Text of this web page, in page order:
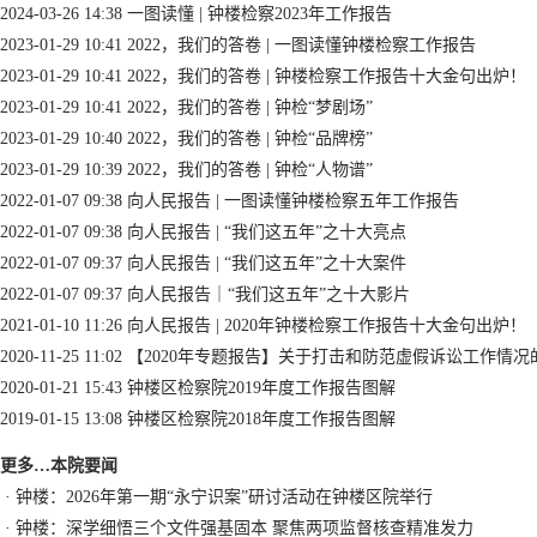
2024-03-26 14:38 一图读懂 | 钟楼检察2023年工作报告
2023-01-29 10:41 2022，我们的答卷 | 一图读懂钟楼检察工作报告
2023-01-29 10:41 2022，我们的答卷 | 钟楼检察工作报告十大金句出炉！
2023-01-29 10:41 2022，我们的答卷 | 钟检“梦剧场”
2023-01-29 10:40 2022，我们的答卷 | 钟检“品牌榜”
2023-01-29 10:39 2022，我们的答卷 | 钟检“人物谱”
2022-01-07 09:38 向人民报告 | 一图读懂钟楼检察五年工作报告
2022-01-07 09:38 向人民报告 | “我们这五年”之十大亮点
2022-01-07 09:37 向人民报告 | “我们这五年”之十大案件
2022-01-07 09:37 向人民报告｜“我们这五年”之十大影片
2021-01-10 11:26 向人民报告 | 2020年钟楼检察工作报告十大金句出炉！
2020-11-25 11:02
【2020年专题报告】关于打击和防范虚假诉讼工作情况
2020-01-21 15:43 钟楼区检察院2019年度工作报告图解
2019-01-15 13:08 钟楼区检察院2018年度工作报告图解
更多…本院要闻
· 钟楼：2026年第一期“永宁识案”研讨活动在钟楼区院举行
· 钟楼：深学细悟三个文件强基固本 聚焦两项监督核查精准发力